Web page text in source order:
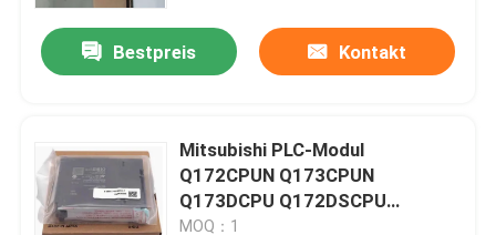
Fordern Sie ein Zitat
Industrieller Servomotor
Industrielle Servo-Antriebe
Wechselstromservoverstärker
Bestpreis Kontakt
Mitsubishi PLC-Modul
Q172CPUN Q173CPUN
Q173DCPU Q172DSCPU
Q173DSCPU
MOQ：1